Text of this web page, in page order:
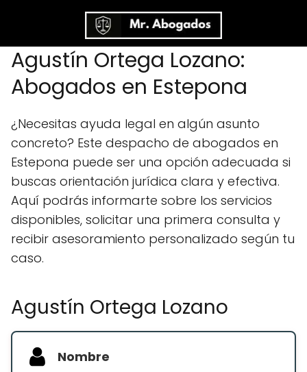
Agustín Ortega Lozano:
Abogados en Estepona
¿Necesitas ayuda legal en algún asunto
concreto? Este despacho de abogados en
Estepona puede ser una opción adecuada si
buscas orientación jurídica clara y efectiva.
Aquí podrás informarte sobre los servicios
disponibles, solicitar una primera consulta y
recibir asesoramiento personalizado según tu
caso.
Agustín Ortega Lozano
Nombre